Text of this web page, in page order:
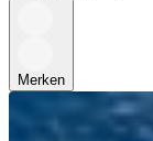
Merken